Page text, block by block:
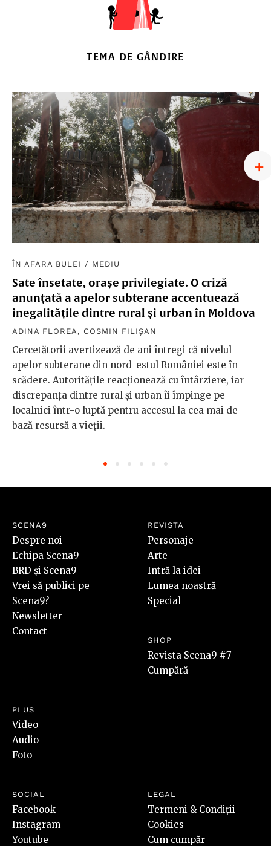
TEMA DE GÂNDIRE
ÎN AFARA BULEI / MEDIU
Sate însetate, orașe privilegiate. O criză
anunțată a apelor subterane accentuează
inegalitățile dintre rural și urban în Moldova
ADINA FLOREA , COSMIN FILIȘAN
Cercetătorii avertizează de ani întregi că nivelul
apelor subterane din nord-estul României este în
scădere. Autoritățile reacționează cu întârziere, iar
discrepanța dintre rural și urban îi împinge pe
localnici într-o luptă pentru accesul la cea mai de
bază resursă a vieții.
SCENA9
Despre noi
Echipa Scena9
BRD și Scena9
Vrei să publici pe
Scena9?
Newsletter
Contact
REVISTA
Personaje
Arte
Intră la idei
Lumea noastră
Special
SHOP
Revista Scena9 #7
Cumpără
PLUS
Video
Audio
Foto
SOCIAL
Facebook
Instagram
Youtube
LEGAL
Termeni & Condiții
Cookies
Cum cumpăr